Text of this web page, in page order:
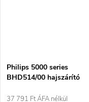
Philips 5000 series
BHD514/00 hajszárító
és 2300 W teljesítménnyel
37 791 Ft ÁFA nélkül